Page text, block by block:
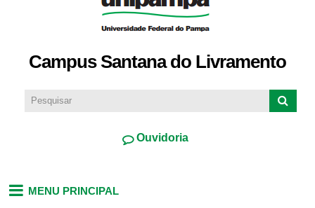
Campus Santana do Livramento
Ouvidoria
MENU PRINCIPAL